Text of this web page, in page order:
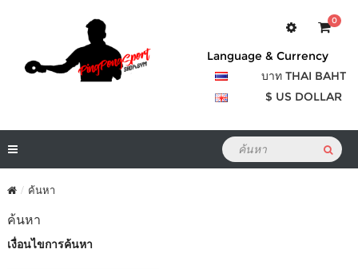
0
Language & Currency
บาท THAI BAHT
$ US DOLLAR
ค้นหา
ค้นหา
เงื่อนไขการค้นหา